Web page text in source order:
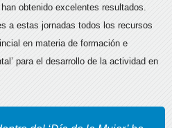
obtenido excelentes resultados.
a estas jornadas todos los recursos
en materia de formación e
para el desarrollo de la actividad en